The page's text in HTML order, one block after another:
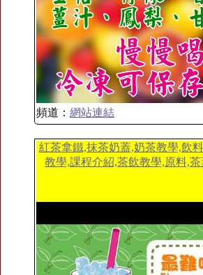
頻道： 網站連結
紅茶拿鐵,抹茶奶蓋,奶茶教學,飲
教學,課程介紹,茶飲教學,原料,